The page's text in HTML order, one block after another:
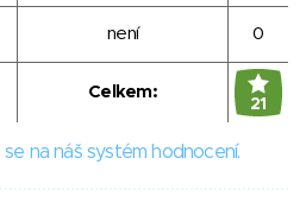
není 0
Celkem:
21
na náš systém hodnocení.